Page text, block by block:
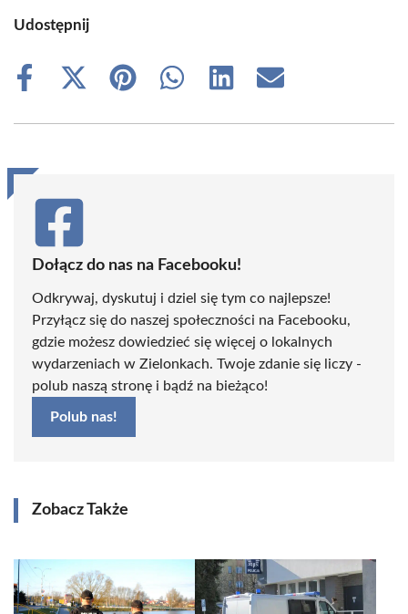
Udostępnij
Share
Share
(Twitter)
Share
Share
Share
Share
Dołącz do nas na Facebooku!
Odkrywaj, dyskutuj i dziel się tym co najlepsze!
Przyłącz się do naszej społeczności na Facebooku,
gdzie możesz dowiedzieć się więcej o lokalnych
wydarzeniach w Zielonkach. Twoje zdanie się liczy -
polub naszą stronę i bądź na bieżąco!
Polub nas!
Zobacz Także